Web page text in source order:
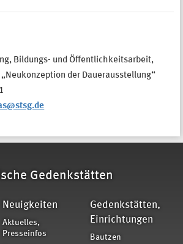
Bildungs- und Öffentlichkeitsarbeit,
der Dauerausstellung“
Gedenkstätten
Neuigkeiten
Aktuelles,
Presseinfos
Gedenkstätten,
Einrichtungen
Bautzen